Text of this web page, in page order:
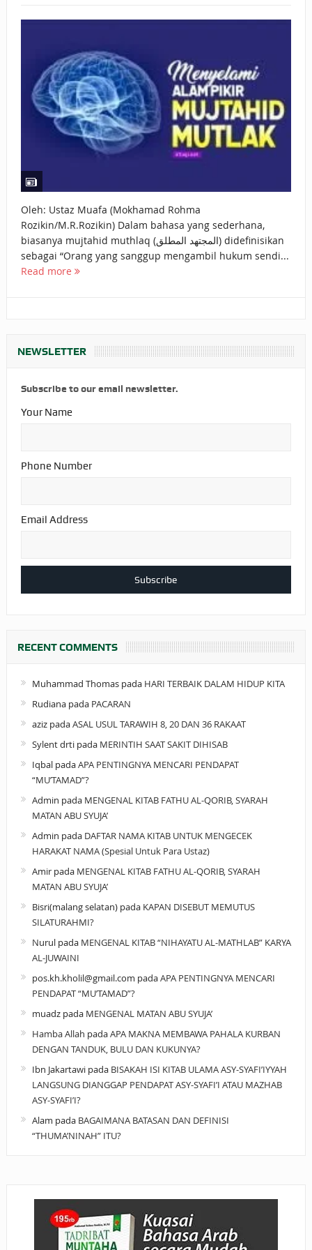
BAGAIMANA CARA MEMBAYAR ZAKAT UANG?
UANG HARAM BISA MENJADI HALAL JIKA SEBAB
KEPEMILIKANNYA BERUBAH
ISTIDLAL BATIL VS ISTIDLAL SYAR’I
BAHASA CINTA KARENA ALLAH
HUKUM MEMBAYAR ZAKAT DENGAN CARA MENGANGSUR
HUKUM MEMBAYAR ZAKAT KEPADA KERABAT SENDIRI
Oleh: Ustaz Muafa (Mokhamad Rohma
Rozikin/M.R.Rozikin) Dalam bahasa yang sederhana,
biasanya mujtahid muthlaq (المجتهد المطلق) didefinisikan
sebagai “Orang yang sanggup mengambil hukum sendi...
Read more
NEWSLETTER
Subscribe to our email newsletter.
Your Name
Phone Number
Email Address
RECENT COMMENTS
Muhammad Thomaspada HARI TERBAIK DALAM HIDUP KITA
Rudianapada PACARAN
azizpadaASAL USUL TARAWIH 8, 20 DAN 36 RAKAAT
Sylent drtipada MERINTIH SAAT SAKIT DIHISAB
IqbalpadaAPA PENTINGNYA MENCARI PENDAPAT
“MU’TAMAD”?
Admin pada MENGENAL KITAB FATHU AL-QORIB, SYARAH
MATAN ABU SYUJA’
Admin pada DAFTAR NAMA KITAB UNTUK MENGECEK
HARAKAT NAMA (Spesial Untuk Para Ustaz)
Amirpada MENGENAL KITAB FATHU AL-QORIB, SYARAH
MATAN ABU SYUJA’
Bisri(malang selatan)pada KAPAN DISEBUT MEMUTUS
SILATURAHMI?
Nurulpada MENGENAL KITAB “NIHAYATU AL-MATHLAB” KARYA
AL-JUWAINI
pos.kh.kholil@gmail.com padaAPA PENTINGNYA MENCARI
PENDAPAT “MU’TAMAD”?
muadzpada MENGENAL MATAN ABU SYUJA’
Hamba Allah padaAPA MAKNA MEMBAWA PAHALA KURBAN
DENGAN TANDUK, BULU DAN KUKUNYA?
Ibn Jakartawipada BISAKAH ISI KITAB ULAMA ASY-SYAFI’IYYAH
LANGSUNG DIANGGAP PENDAPAT ASY-SYAFI’I ATAU MAZHAB
ASY-SYAFI’I?
Alam pada BAGAIMANA BATASAN DAN DEFINISI
“THUMA’NINAH” ITU?